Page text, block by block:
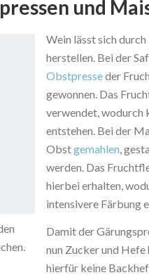
und
Wein lässt sich
herstellen. Bei der
Obstpresseder
gewonnen. Das
verwendet,
entstehen. Bei der
Obstgemahlen ,
werden. Das
hierbei erhalten,
intensivere Färbung
Damit der
nun Zucker und Hefe
hierfür keine